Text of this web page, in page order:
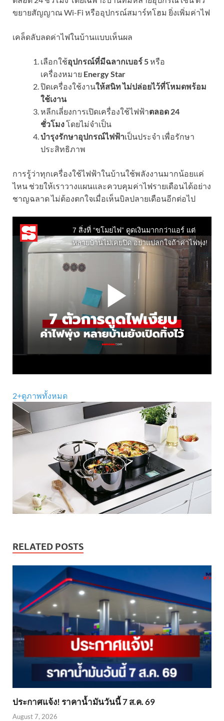
ขยายสัญญาณ Wi-Fi หรืออุปกรณ์สมาร์ทโฮม ยิ่งเพิ่มค่าไฟ
เคล็ดลับลดค่าไฟในบ้านแบบเห็นผล
เลือกใช้อุปกรณ์ที่มีฉลากเบอร์ 5หรือ
เครื่องหมาย Energy Star
ปิดเครื่องใช้งานให้สนิท ไม่ปล่อยไว้ที่โหมดพร้อม
ใช้เงาน
หลีกเลี่ยงการเปิดเครื่องใช้ไฟฟ้าตลอด 24
ชั่วโมงโดยไม่จำเป็น
บำรุงรักษาอุปกรณ์ไฟฟ้าเป็นประจำ เพื่อรักษา
ประสิทธิภาพ
การรู้ว่าทุกเครื่องใช้ไฟฟ้าในบ้านใช้พลังงานมากน้อยแค่
ไหน ช่วยให้เราวางแผนและควบคุมค่าไฟรายเดือนได้อย่าง
ชาญฉลาด ไม่ต้องตกใจเมื่อเห็นบิลปลายเดือนอีกต่อไป
2+ดูภาพทั้งหมด
RELATED POSTS
ประกาศแจ้ง! ราคาน้ำมันวันนี้ 7 ส.ค. 69
August 7, 2026